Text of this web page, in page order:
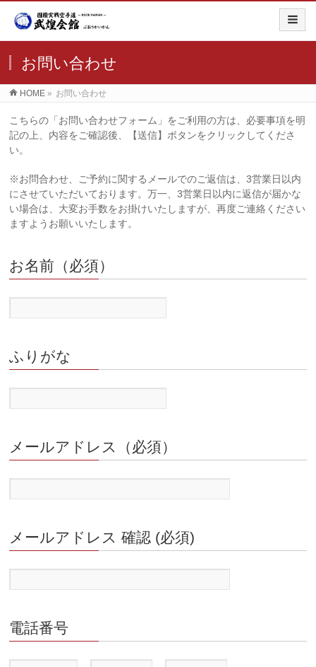
お問い合わせ
HOME » お問い合わせ
こちらの「お問い合わせフォーム」をご利用の方は、必要事項を明
記の上、内容をご確認後、【送信】ボタンをクリックしてくださ
い。
※お問合わせ、ご予約に関するメールでのご返信は、3営業日以内
にさせていただいております。万一、3営業日以内に返信が届かな
い場合は、大変お手数をお掛けいたしますが、再度ご連絡ください
ますようお願いいたします。
お名前（必須）
ふりがな
メールアドレス（必須）
メールアドレス 確認 (必須)
電話番号